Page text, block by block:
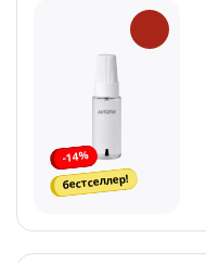
-14%
бестселлер!